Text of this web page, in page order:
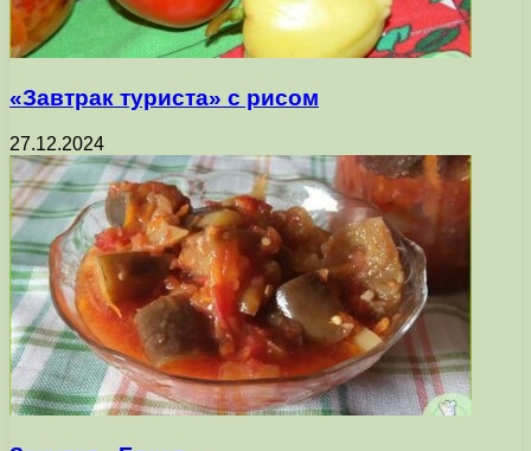
«Завтрак туриста» с рисом
27.12.2024